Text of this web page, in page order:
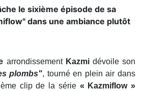
le sixième épisode de sa
dans une ambiance plutôt
arrondissement Kazmidévoile son
plombs", tourné en plein air dans
clip de la série « Kazmiflow »